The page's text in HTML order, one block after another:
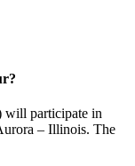
will participate in
– Illinois. The